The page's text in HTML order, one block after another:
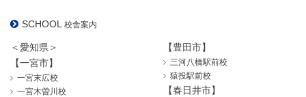
SCHOOL 校舎案内
＜愛知県＞
【一宮市】
一宮末広校
一宮木曽川校
【豊田市】
三河八橋駅前校
猿投駅前校
【春日井市】